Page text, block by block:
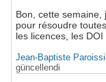
Bon, cette semaine,
pour résoudre
les licences, les DOI
Jean-Baptiste
güncellendi